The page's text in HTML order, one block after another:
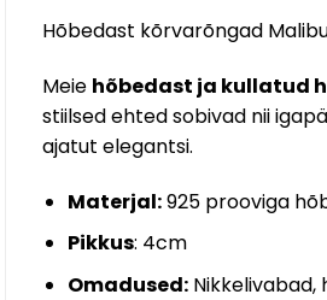
Hõbedast kõrvarõngad
Meie hõbedast ja kullatud
stiilsed ehted sobivad nii
ajatut elegantsi.
Materjal:925 prooviga
Pikkus: 4cm
Omadused:Nikkelivabad,